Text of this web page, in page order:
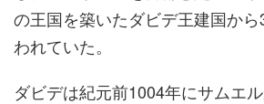
の王国を築いたダビデ王建国か
われていた。
ダビデは紀元前1004年にサムエ